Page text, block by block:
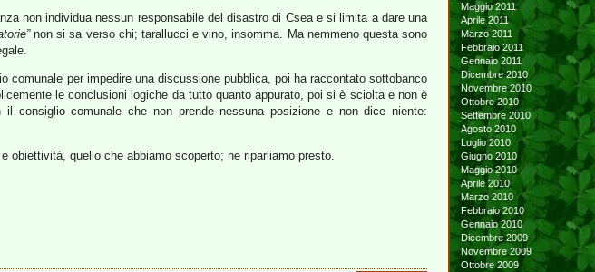
non individua nessun responsabile del disastro di Csea e si limita a dare una
non si sa verso chi; tarallucci e vino, insomma. Ma nemmeno questa sono
comunale per impedire una discussione pubblica, poi ha raccontato sottobanco
le conclusioni logiche da tutto quanto appurato, poi si è sciolta e non è
consiglio comunale che non prende nessuna posizione e non dice niente:
obiettività, quello che abbiamo scoperto; ne riparliamo presto.
Maggio 2011
Aprile 2011
Marzo 2011
Febbraio 2011
Gennaio 2011
Dicembre 2010
Novembre 2010
Ottobre 2010
Settembre 2010
Agosto 2010
Luglio 2010
Giugno 2010
Maggio 2010
Aprile 2010
Marzo 2010
Febbraio 2010
Gennaio 2010
Dicembre 2009
Novembre 2009
Ottobre 2009